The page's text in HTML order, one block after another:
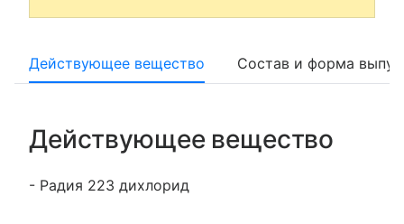
Действующее вещество Состав и форма
Действующее вещество
- Радия 223 дихлорид